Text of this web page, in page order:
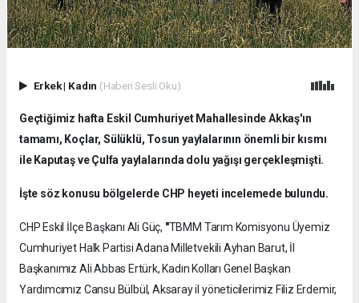
Erkek| Kadın (Haberi Sesli Oku)
Geçtiğimiz hafta Eskil Cumhuriyet Mahallesinde Akkaş'ın
tamamı, Koçlar, Sülüklü, Tosun yaylalarının önemli bir kısmı
ile Kaputaş ve Çulfa yaylalarında dolu yağışı gerçekleşmişti.
İşte söz konusu bölgelerde CHP heyeti incelemede bulundu.
CHP Eskil İlçe Başkanı Ali Güç, "TBMM Tarım Komisyonu Üyemiz
Cumhuriyet Halk Partisi Adana Milletvekili Ayhan Barut, İl
Başkanımız Ali Abbas Ertürk, Kadın Kolları Genel Başkan
Yardımcımız Cansu Bülbül, Aksaray il yöneticilerimiz Filiz Erdemir,